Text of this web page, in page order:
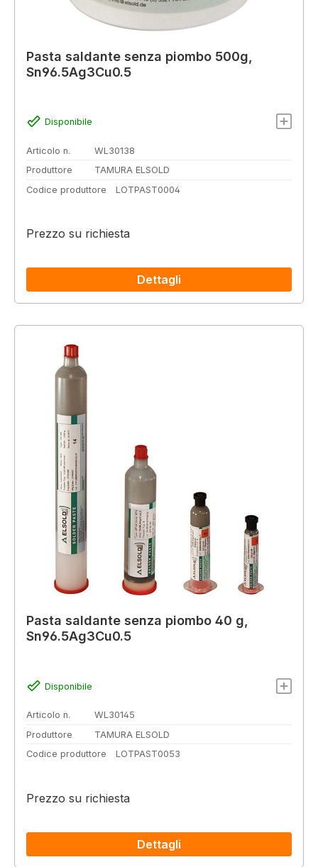
Pasta saldante senza piombo 500g,
Sn96.5Ag3Cu0.5
Disponibile
Articolo n.
WL30138
Produttore
TAMURA ELSOLD
Codice produttore
LOTPAST0004
Prezzo su richiesta
Dettagli
Pasta saldante senza piombo 40 g,
Sn96.5Ag3Cu0.5
Disponibile
Articolo n.
WL30145
Produttore
TAMURA ELSOLD
Codice produttore
LOTPAST0053
Prezzo su richiesta
Dettagli